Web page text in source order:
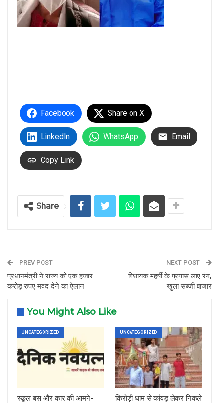
Facebook Share on X
LinkedIn WhatsApp Email
Copy Link
Share
PREV POST
प्रधानमंत्री ने राज्य को एक हजार
करोड़ रुपए मदद देने का ऐलान
NEXT POST
विधायक महर्षी के प्रयास लाए रंग,
खुला सब्जी बाजार
You Might Also Like
UNCATEGORIZED
स्कूल बस और कार की आमने-
UNCATEGORIZED
किरोड़ी धाम से कांवड़ लेकर निकले